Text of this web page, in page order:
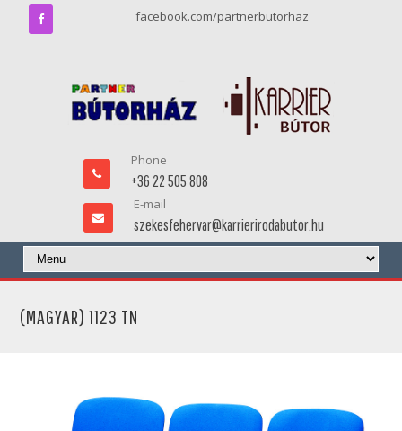
facebook.com/partnerbutorhaz
Phone
+36 22 505 808
E-mail
szekesfehervar@karrierirodabutor.hu
(MAGYAR) 1123 TN